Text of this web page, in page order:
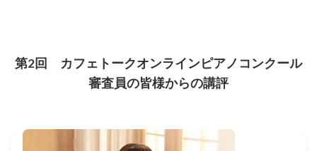
第2回 カフェトークオンラインピアノコンクール
審査員の皆様からの講評